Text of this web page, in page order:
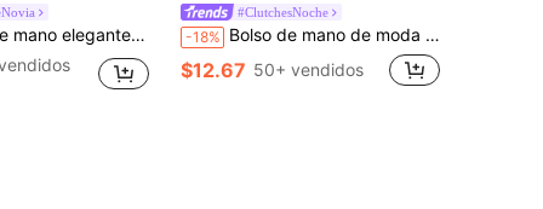
para mujer, bolso con volantes adecuado para vestido de noche, apto para boda/vacaciones/fiesta formal/baile de graduación, incluye cadena
#ClutchesNoche
-18% Bolso de mano de moda para mujer Moonlit EveBag de caja metálica con hebilla de hoja brillante, bolsa de mano o de cadena para prom, fiesta, boda o baile
$12.67 50+ vendidos